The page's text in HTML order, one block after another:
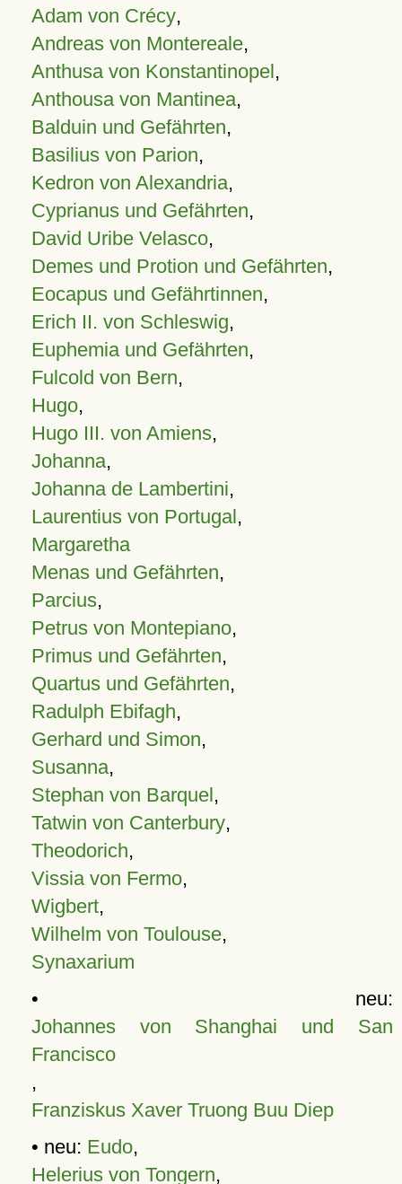
Adam von Crécy,
Andreas von Montereale,
Anthusa von Konstantinopel,
Anthousa von Mantinea,
Balduin und Gefährten,
Basilius von Parion,
Kedron von Alexandria,
Cyprianus und Gefährten,
David Uribe Velasco,
Demes und Protion und Gefährten,
Eocapus und Gefährtinnen,
Erich II. von Schleswig,
Euphemia und Gefährten,
Fulcold von Bern,
Hugo,
Hugo III. von Amiens,
Johanna,
Johanna de Lambertini,
Laurentius von Portugal,
Margaretha
Menas und Gefährten,
Parcius,
Petrus von Montepiano,
Primus und Gefährten,
Quartus und Gefährten,
Radulph Ebifagh,
Gerhard und Simon,
Susanna,
Stephan von Barquel,
Tatwin von Canterbury,
Theodorich,
Vissia von Fermo,
Wigbert,
Wilhelm von Toulouse,
Synaxarium
• neu:
Johannes von Shanghai und San
Francisco
,
Franziskus Xaver Truong Buu Diep
• neu: Eudo,
Helerius von Tongern,